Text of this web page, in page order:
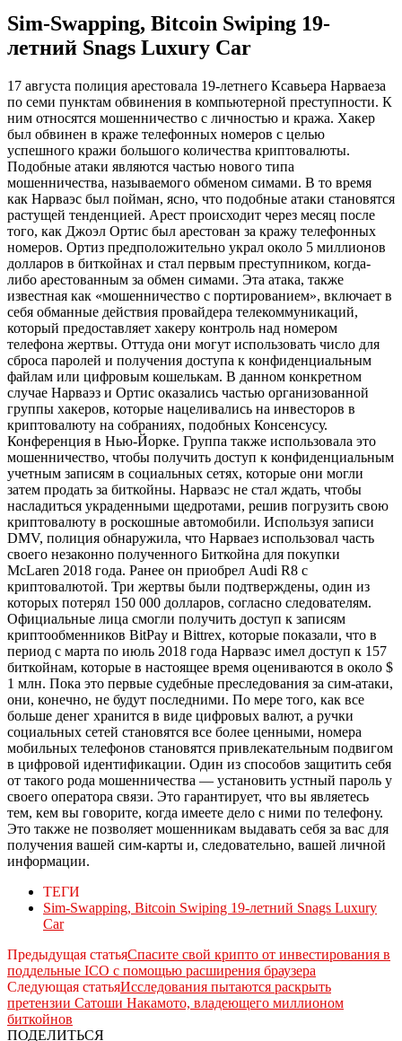
Sim-Swapping, Bitcoin Swiping 19-
летний Snags Luxury Car
17 августа полиция арестовала 19-летнего Ксавьера Нарваеза
по семи пунктам обвинения в компьютерной преступности. К
ним относятся мошенничество с личностью и кража. Хакер
был обвинен в краже телефонных номеров с целью
успешного кражи большого количества криптовалюты.
Подобные атаки являются частью нового типа
мошенничества, называемого обменом симами. В то время
как Нарваэс был пойман, ясно, что подобные атаки становятся
растущей тенденцией. Арест происходит через месяц после
того, как Джоэл Ортис был арестован за кражу телефонных
номеров. Ортиз предположительно украл около 5 миллионов
долларов в биткойнах и стал первым преступником, когда-
либо арестованным за обмен симами. Эта атака, также
известная как «мошенничество с портированием», включает в
себя обманные действия провайдера телекоммуникаций,
который предоставляет хакеру контроль над номером
телефона жертвы. Оттуда они могут использовать число для
сброса паролей и получения доступа к конфиденциальным
файлам или цифровым кошелькам. В данном конкретном
случае Нарваэз и Ортис оказались частью организованной
группы хакеров, которые нацеливались на инвесторов в
криптовалюту на собраниях, подобных Консенсусу.
Конференция в Нью-Йорке. Группа также использовала это
мошенничество, чтобы получить доступ к конфиденциальным
учетным записям в социальных сетях, которые они могли
затем продать за биткойны. Нарваэс не стал ждать, чтобы
насладиться украденными щедротами, решив погрузить свою
криптовалюту в роскошные автомобили. Используя записи
DMV, полиция обнаружила, что Нарваез использовал часть
своего незаконно полученного Биткойна для покупки
McLaren 2018 года. Ранее он приобрел Audi R8 с
криптовалютой. Три жертвы были подтверждены, один из
которых потерял 150 000 долларов, согласно следователям.
Официальные лица смогли получить доступ к записям
криптообменников BitPay и Bittrex, которые показали, что в
период с марта по июль 2018 года Нарваэс имел доступ к 157
биткойнам, которые в настоящее время оцениваются в около $
1 млн. Пока это первые судебные преследования за сим-атаки,
они, конечно, не будут последними. По мере того, как все
больше денег хранится в виде цифровых валют, а ручки
социальных сетей становятся все более ценными, номера
мобильных телефонов становятся привлекательным подвигом
в цифровой идентификации. Один из способов защитить себя
от такого рода мошенничества — установить устный пароль у
своего оператора связи. Это гарантирует, что вы являетесь
тем, кем вы говорите, когда имеете дело с ними по телефону.
Это также не позволяет мошенникам выдавать себя за вас для
получения вашей сим-карты и, следовательно, вашей личной
информации.
ТЕГИ
Sim-Swapping, Bitcoin Swiping 19-летний Snags Luxury
Car
Предыдущая статьяСпасите свой крипто от инвестирования в
поддельные ICO с помощью расширения браузера
Следующая статьяИсследования пытаются раскрыть
претензии Сатоши Накамото, владеющего миллионом
биткойнов
ПОДЕЛИТЬСЯ